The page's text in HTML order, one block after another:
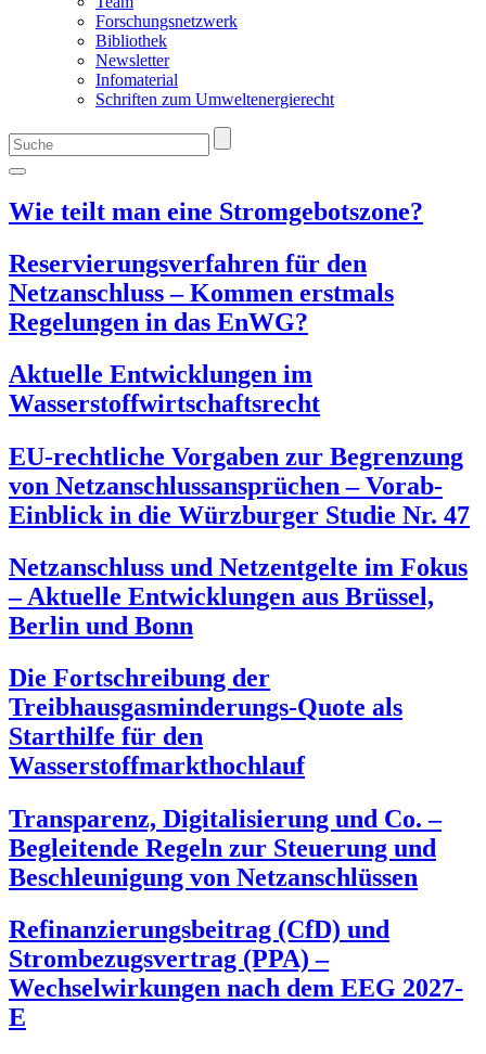
Forschungsnetzwerk
Bibliothek
Newsletter
Infomaterial
Schriften zum Umweltenergierecht
Wie teilt man eine Stromgebotszone?
Reservierungsverfahren für den
Netzanschluss – Kommen erstmals
Regelungen in das EnWG?
Aktuelle Entwicklungen im
Wasserstoffwirtschaftsrecht
EU-rechtliche Vorgaben zur Begrenzung
von Netzanschlussansprüchen – Vorab-
Einblick in die Würzburger Studie Nr. 47
Netzanschluss und Netzentgelte im Fokus
– Aktuelle Entwicklungen aus Brüssel,
Berlin und Bonn
Die Fortschreibung der
Treibhausgasminderungs-Quote als
Starthilfe für den
Wasserstoffmarkthochlauf
Transparenz, Digitalisierung und Co. –
Begleitende Regeln zur Steuerung und
Beschleunigung von Netzanschlüssen
Refinanzierungsbeitrag (CfD) und
Strombezugsvertrag (PPA) –
Wechselwirkungen nach dem EEG 2027-
E